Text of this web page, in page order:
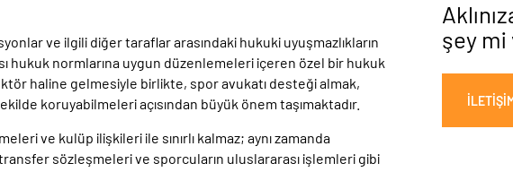
ve ilgili diğer taraflar arasındaki hukuki uyuşmazlıkların
hukuk normlarına uygun düzenlemeleri içeren özel bir hukuk
haline gelmesiyle birlikte, spor avukatı desteği almak,
koruyabilmeleri açısından büyük önem taşımaktadır.
ve kulüp ilişkileri ile sınırlı kalmaz; aynı zamanda
sözleşmeleri ve sporcuların uluslararası işlemleri gibi
şey mi